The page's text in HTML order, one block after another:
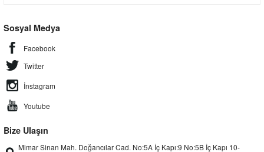
Sosyal Medya
Facebook
Twitter
İnstagram
Youtube
Bize Ulaşın
Mimar Sinan Mah. Doğancılar Cad. No:5A İç Kapı:9 No:5B İç Kapı 10-